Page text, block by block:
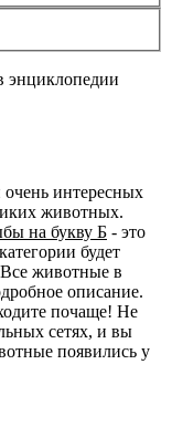
энциклопедии
интересных
животных.
на букву Б - это
будет
животные в
описание.
почаще! Не
сетях, и вы
появились у